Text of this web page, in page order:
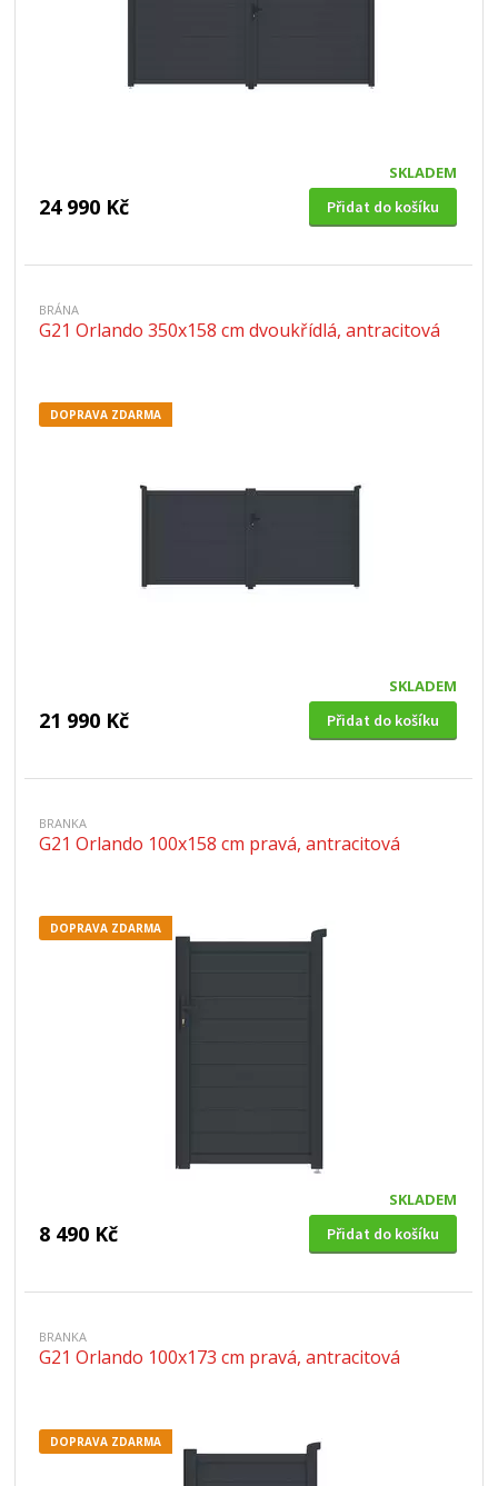
SKLADEM
24 990 Kč Přidat do košíku
BRÁNA
G21 Orlando 350x158 cm dvoukřídlá, antracitová
DOPRAVA ZDARMA
SKLADEM
21 990 Kč Přidat do košíku
BRANKA
G21 Orlando 100x158 cm pravá, antracitová
DOPRAVA ZDARMA
SKLADEM
8 490 Kč Přidat do košíku
BRANKA
G21 Orlando 100x173 cm pravá, antracitová
DOPRAVA ZDARMA